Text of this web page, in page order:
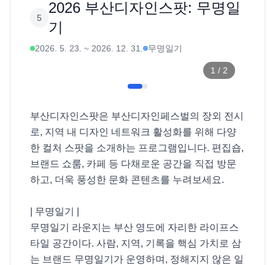
5
2026 부산디자인스팟: 무명일
기
2026. 5. 23. ~ 2026. 12. 31. 무명일기
1 / 2
부산디자인스팟은 부산디자인페스벌의 장외 전시
로, 지역 내 디자인 네트워크 활성화를 위해 다양
한 컬처 스팟을 소개하는 프로그램입니다. 편집숍,
브랜드 쇼룸, 카페 등 다채로운 공간을 직접 방문
하고, 더욱 풍성한 문화 콘텐츠를 누려보세요.
| 무명일기 |
무명일기 라운지는 부산 영도에 자리한 라이프스
타일 공간이다. 사람, 지역, 기록을 핵심 가치로 삼
는 브랜드 무명일기가 운영하며, 정해지지 않은 일